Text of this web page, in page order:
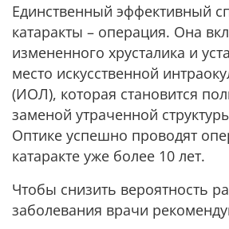
Единственный эффективный
катаракты – операция. Она
измененного хрусталика и
место искусственной
(ИОЛ), которая становится
заменой утраченной
Оптике успешно проводят
катаракте уже более 10 лет.
Чтобы снизить вероятность
заболевания врачи